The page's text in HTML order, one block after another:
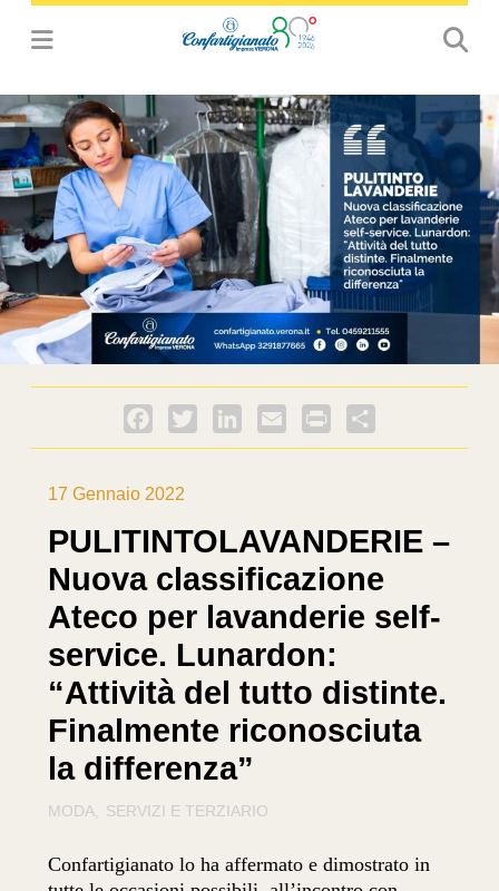
Facebook
Twitter LinkedInEmail PrintFriendly
17 Gennaio 2022
PULITINTOLAVANDERIE –
Nuova classificazione
Ateco per lavanderie self-
service. Lunardon:
“Attività del tutto distinte.
Finalmente riconosciuta
la differenza”
MODA SERVIZI E TERZIARIO
Confartigianato lo ha affermato e dimostrato in